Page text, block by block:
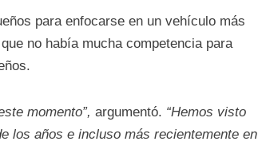
para enfocarse en un vehículo más
no había mucha competencia para
momento”, argumentó. “Hemos visto
los años e incluso más recientemente en